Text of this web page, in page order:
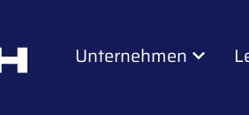
Unternehmen